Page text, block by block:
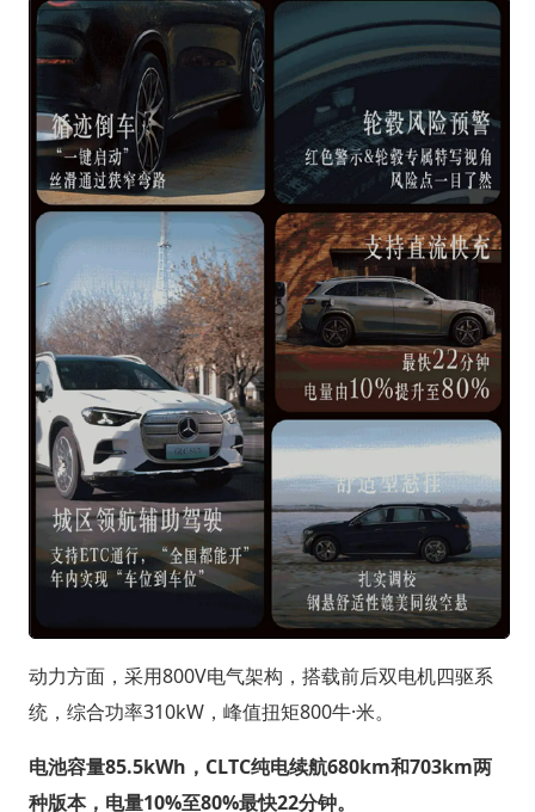
动力方面，采用800V电气架构，搭载前后双电机四驱系
统，综合功率310kW，峰值扭矩800牛·米。
电池容量85.5kWh，CLTC纯电续航680km和703km两
种版本，电量10%至80%最快22分钟。